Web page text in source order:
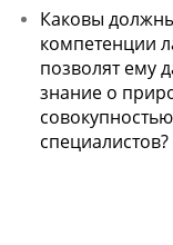
Каковы
компетенции
позволят ему
знание о
специалистов?